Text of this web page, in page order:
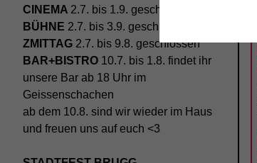
CINEMA 2.7. bis 1.9. geschlossen
BÜHNE 2.7. bis 3.9. geschlossen
ZMITTAG 2.7. bis 9.8. geschlossen
BAR+BISTRO 10.7. bis 1.8. findet ihr
unsere Bar ab 18 Uhr im
Geissenschachen
ab dem 10.8. sind wir wieder im Haus
und freuen uns auf euch <3